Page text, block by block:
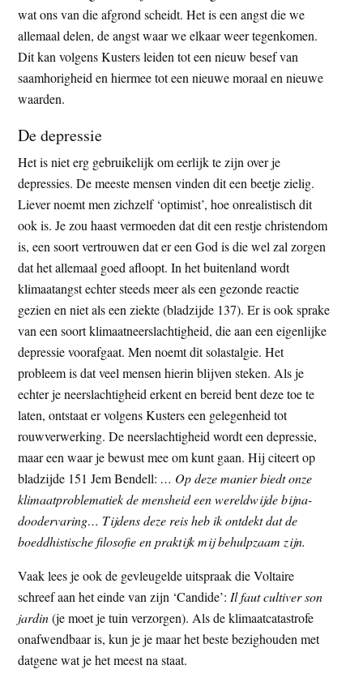
wat ons van die afgrond scheidt. Het is een angst die we
allemaal delen, de angst waar we elkaar weer tegenkomen.
Dit kan volgens Kusters leiden tot een nieuw besef van
saamhorigheid en hiermee tot een nieuwe moraal en nieuwe
waarden.
De depressie
Het is niet erg gebruikelijk om eerlijk te zijn over je
depressies. De meeste mensen vinden dit een beetje zielig.
Liever noemt men zichzelf ‘optimist’, hoe onrealistisch dit
ook is. Je zou haast vermoeden dat dit een restje christendom
is, een soort vertrouwen dat er een God is die wel zal zorgen
dat het allemaal goed afloopt. In het buitenland wordt
klimaatangst echter steeds meer als een gezonde reactie
gezien en niet als een ziekte (bladzijde 137). Er is ook sprake
van een soort klimaatneerslachtigheid, die aan een eigenlijke
depressie voorafgaat. Men noemt dit solastalgie. Het
probleem is dat veel mensen hierin blijven steken. Als je
echter je neerslachtigheid erkent en bereid bent deze toe te
laten, ontstaat er volgens Kusters een gelegenheid tot
rouwverwerking. De neerslachtigheid wordt een depressie,
maar een waar je bewust mee om kunt gaan. Hij citeert op
bladzijde 151 Jem Bendell: … Op deze manier biedt onze
klimaatproblematiek de mensheid een wereldwijde bijna-
doodervaring… Tijdens deze reis heb ik ontdekt dat de
boeddhistische filosofie en praktijk mij behulpzaam zijn.
Vaak lees je ook de gevleugelde uitspraak die Voltaire
schreef aan het einde van zijn ‘Candide’: Il faut cultiver son
jardin(je moet je tuin verzorgen). Als de klimaatcatastrofe
onafwendbaar is, kun je je maar het beste bezighouden met
datgene wat je het meest na staat.